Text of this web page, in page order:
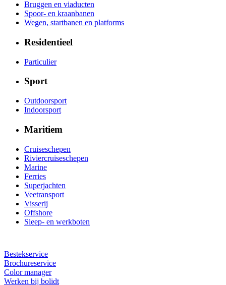
Bruggen en viaducten
Spoor- en kraanbanen
Wegen, startbanen en platforms
Residentieel
Particulier
Sport
Outdoorsport
Indoorsport
Maritiem
Cruiseschepen
Riviercruiseschepen
Marine
Ferries
Superjachten
Veetransport
Visserij
Offshore
Sleep- en werkboten
Bestekservice
Brochureservice
Color manager
Werken bij bolidt